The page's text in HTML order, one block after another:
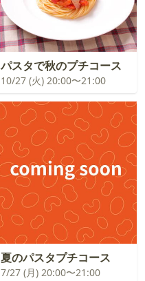
パスタで秋のプチコース
10/27 (火) 20:00〜21:00
夏のパスタプチコース
7/27 (月) 20:00〜21:00